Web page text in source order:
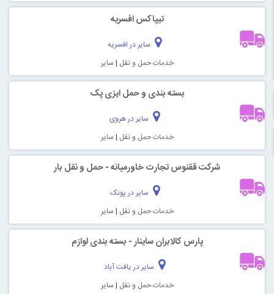
تیپاکس افسریه
سایر در افسریه
خدمات حمل و نقل | سایر
بسته بندی و حمل ایزی پک
سایر در هروی
خدمات حمل و نقل | سایر
شرکت ققنوس تجارت خاورمیانه - حمل و نقل بار
سایر در پونک
خدمات حمل و نقل | سایر
پارس کالابران ساینار - بسته بندی لوازم
سایر در یافت آباد
خدمات حمل و نقل | سایر